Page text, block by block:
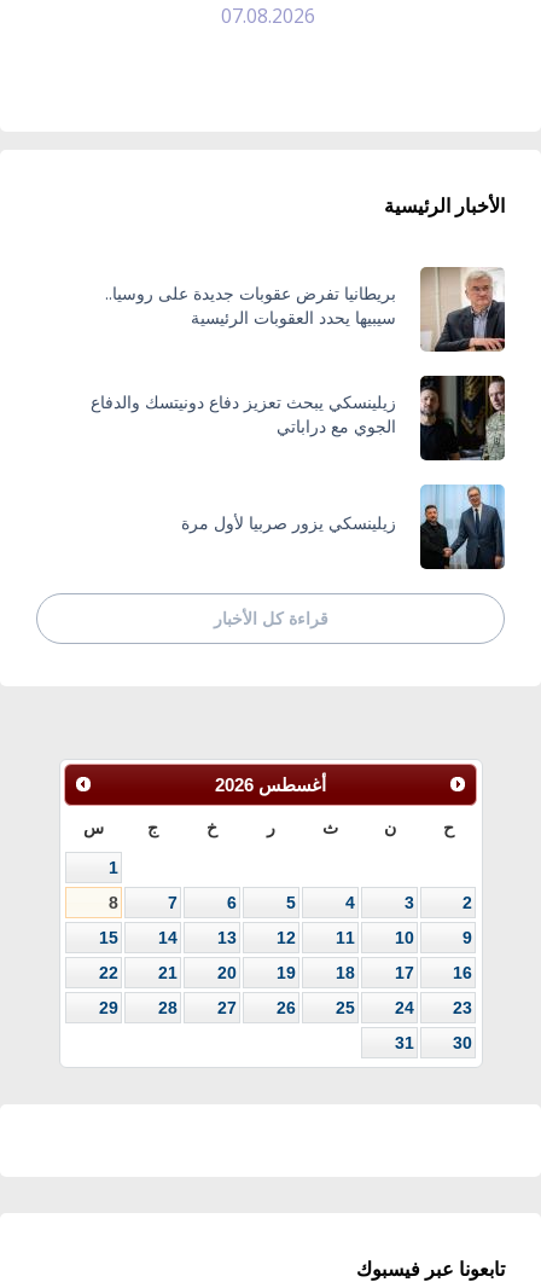
07.08.2026
الأخبار الرئيسية
بريطانيا تفرض عقوبات جديدة على روسيا..
سيبيها يحدد العقوبات الرئيسية
زيلينسكي يبحث تعزيز دفاع دونيتسك والدفاع
الجوي مع دراباتي
زيلينسكي يزور صربيا لأول مرة
قراءة كل الأخبار
أغسطس 2026
ح ن ث ر خ ج س
1
2
3
4
5
6
7
8
9
10
11
12
13
14
15
16
17
18
19
20
21
22
23
24
25
26
27
28
29
30
31
تابعونا عبر فيسبوك